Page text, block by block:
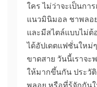
ใคร ไม่ว่าจะเป็นกา
แนวมินิมอล ชาพลอ
และมีสไตล์แบบไม่ต้
ได้อัปเดตแฟชั่นใหม่
ขาดสาย วันนี้เราจะ
ให้มากขึ้นกัน ประวั
พลอย หรือที่รู้จักกันใ